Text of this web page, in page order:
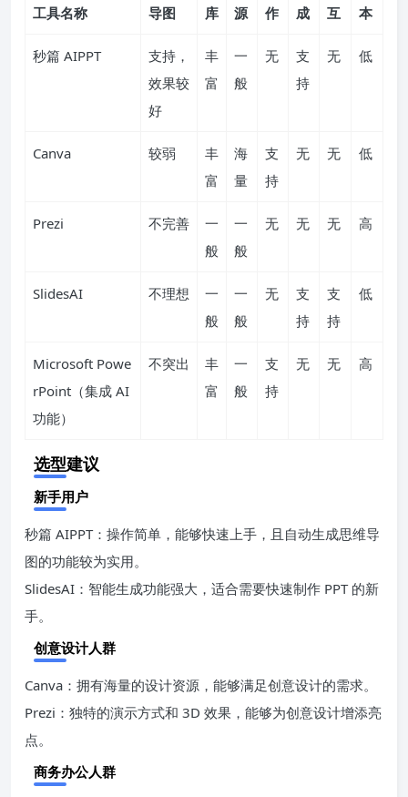
工具名称
导图
库
源
作
成
互
本
秒篇 AIPPT
支持，
效果较
好
丰
富
一
般
无
支
持
无 低
Canva 较弱
丰
富
海
量
支
持
无 无 低
Prezi 不完善
一
般
一
般
无 无 无 高
SlidesAI 不理想
一
般
一
般
无
支
持
支
持
低
Microsoft Powe
rPoint（集成 AI
功能）
不突出
丰
富
一
般
支
持
无 无 高
选型建议
新手用户
秒篇 AIPPT：操作简单，能够快速上手，且自动生成思维导
图的功能较为实用。
SlidesAI：智能生成功能强大，适合需要快速制作 PPT 的新
手。
创意设计人群
Canva：拥有海量的设计资源，能够满足创意设计的需求。
Prezi：独特的演示方式和 3D 效果，能够为创意设计增添亮
点。
商务办公人群